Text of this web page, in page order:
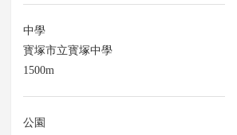
中學
寳塚市立寳塚中學
1500m
公園